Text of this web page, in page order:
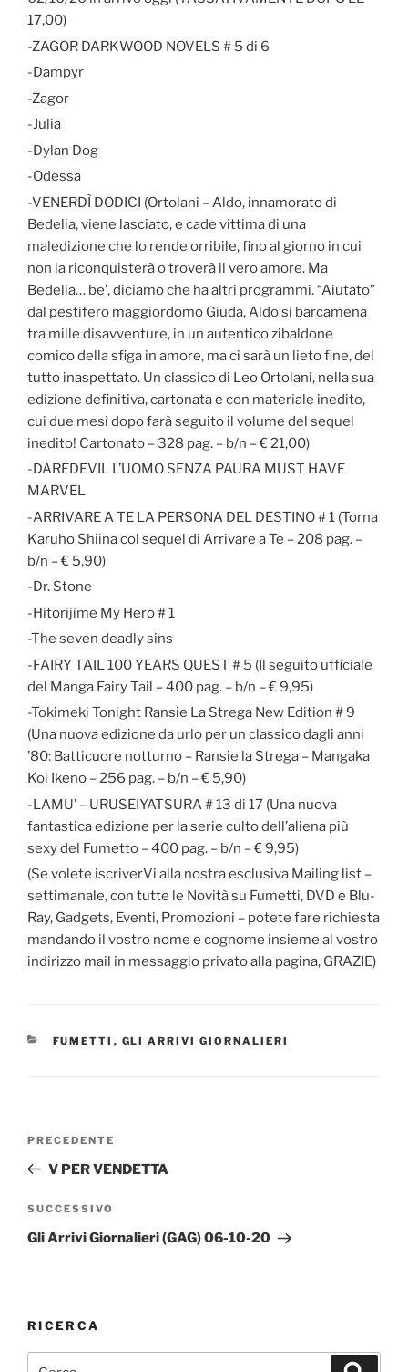
17,00)
-ZAGOR DARKWOOD NOVELS # 5 di 6
-Dampyr
-Zagor
-Julia
-Dylan Dog
-Odessa
-VENERDÌ DODICI (Ortolani – Aldo, innamorato di
Bedelia, viene lasciato, e cade vittima di una
maledizione che lo rende orribile, fino al giorno in cui
non la riconquisterà o troverà il vero amore. Ma
Bedelia… be’, diciamo che ha altri programmi. “Aiutato”
dal pestifero maggiordomo Giuda, Aldo si barcamena
tra mille disavventure, in un autentico zibaldone
comico della sfiga in amore, ma ci sarà un lieto fine, del
tutto inaspettato. Un classico di Leo Ortolani, nella sua
edizione definitiva, cartonata e con materiale inedito,
cui due mesi dopo farà seguito il volume del sequel
inedito! Cartonato – 328 pag. – b/n – € 21,00)
-DAREDEVIL L’UOMO SENZA PAURA MUST HAVE
MARVEL
-ARRIVARE A TE LA PERSONA DEL DESTINO # 1 (Torna
Karuho Shiina col sequel di Arrivare a Te – 208 pag. –
b/n – € 5,90)
-Dr. Stone
-Hitorijime My Hero # 1
-The seven deadly sins
-FAIRY TAIL 100 YEARS QUEST # 5 (Il seguito ufficiale
del Manga Fairy Tail – 400 pag. – b/n – € 9,95)
-Tokimeki Tonight Ransie La Strega New Edition # 9
(Una nuova edizione da urlo per un classico dagli anni
’80: Batticuore notturno – Ransie la Strega – Mangaka
Koi Ikeno – 256 pag. – b/n – € 5,90)
-LAMU’ – URUSEIYATSURA # 13 di 17 (Una nuova
fantastica edizione per la serie culto dell’aliena più
sexy del Fumetto – 400 pag. – b/n – € 9,95)
(Se volete iscriverVi alla nostra esclusiva Mailing list –
settimanale, con tutte le Novità su Fumetti, DVD e Blu-
Ray, Gadgets, Eventi, Promozioni – potete fare richiesta
mandando il vostro nome e cognome insieme al vostro
indirizzo mail in messaggio privato alla pagina, GRAZIE)
CATEGORIE
FUMETTI , GLI ARRIVI GIORNALIERI
Articolo
precedente:
PRECEDENTE
V PER VENDETTA
Articolo
successivo
SUCCESSIVO
Gli Arrivi Giornalieri (GAG) 06-10-20
RICERCA